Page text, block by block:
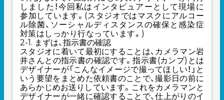
しました！今回私はインタビュアーとして現場に
参加しています。(スタジオではマスクにアルコー
ル除菌、ソーシャルディスタンスの確保と感染症
対策はしっかり行なっています。)
2-1. まずは、指示書の確認
スタジオに着いて最初にすることは、カメラマン岩
井さんとの指示書の確認です。指示書(カンプ)とは
デザイナーが「こんなイメージで撮ってほしい！」と
いう要望をまとめた依頼書のことで、撮影日の前に
あらかじめお送りしています。これをカメラマンと
デザイナーが一緒に確認することで、仕上がりのイ